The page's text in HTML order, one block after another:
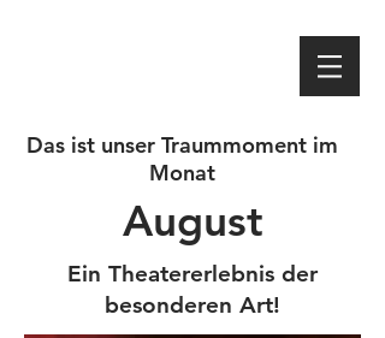
Das ist unser Traummoment im
Monat
August
Ein Theatererlebnis der
besonderen Art!